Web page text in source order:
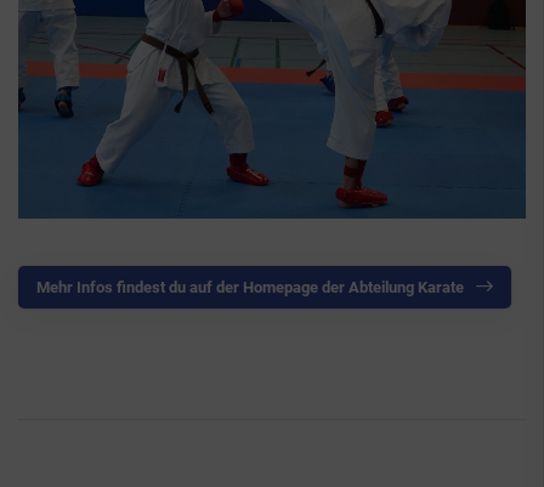
Mehr Infos findest du auf der Homepage der Abteilung Karate